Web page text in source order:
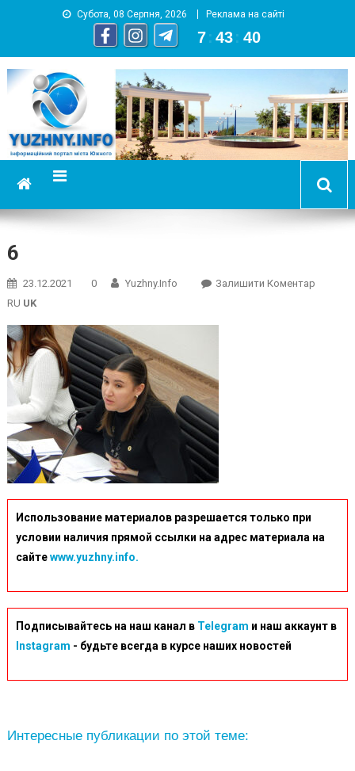
Субота, 08 Серпня, 2026 Реклама на сайті
7 : 43 : 41
YUZHNY.INFO
информационный портал города Южный
6
23.12.2021 0 Yuzhny.info Залишити КоментарOn
RU UK
Использование материалов разрешается только при
условии наличия прямой ссылки на адрес материала на
сайтеwww.yuzhny.info.
Подписывайтесь на наш канал в Telegram и наш аккаунт в
Instagram - будьте всегда в курсе наших новостей
Интересные публикации по этой теме: